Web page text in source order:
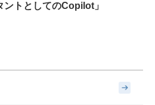
トとしてのCopilot」